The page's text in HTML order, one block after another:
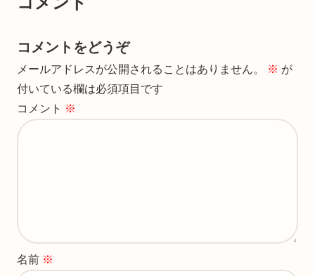
コメントをどうぞ
メールアドレスが公開されることはありません。 ※ が
付いている欄は必須項目です
コメント ※
名前 ※